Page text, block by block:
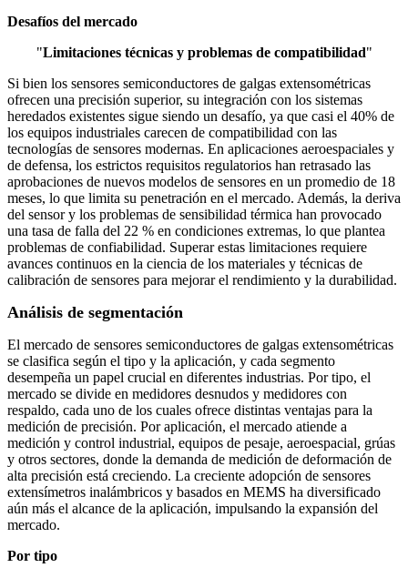
Desafíos del mercado
"Limitaciones técnicas y problemas de compatibilidad"
Si bien los sensores semiconductores de galgas extensométricas
ofrecen una precisión superior, su integración con los sistemas
heredados existentes sigue siendo un desafío, ya que casi el 40% de
los equipos industriales carecen de compatibilidad con las
tecnologías de sensores modernas. En aplicaciones aeroespaciales y
de defensa, los estrictos requisitos regulatorios han retrasado las
aprobaciones de nuevos modelos de sensores en un promedio de 18
meses, lo que limita su penetración en el mercado. Además, la deriva
del sensor y los problemas de sensibilidad térmica han provocado
una tasa de falla del 22 % en condiciones extremas, lo que plantea
problemas de confiabilidad. Superar estas limitaciones requiere
avances continuos en la ciencia de los materiales y técnicas de
calibración de sensores para mejorar el rendimiento y la durabilidad.
Análisis de segmentación
El mercado de sensores semiconductores de galgas extensométricas
se clasifica según el tipo y la aplicación, y cada segmento
desempeña un papel crucial en diferentes industrias. Por tipo, el
mercado se divide en medidores desnudos y medidores con
respaldo, cada uno de los cuales ofrece distintas ventajas para la
medición de precisión. Por aplicación, el mercado atiende a
medición y control industrial, equipos de pesaje, aeroespacial, grúas
y otros sectores, donde la demanda de medición de deformación de
alta precisión está creciendo. La creciente adopción de sensores
extensímetros inalámbricos y basados ​​en MEMS ha diversificado
aún más el alcance de la aplicación, impulsando la expansión del
mercado.
Por tipo